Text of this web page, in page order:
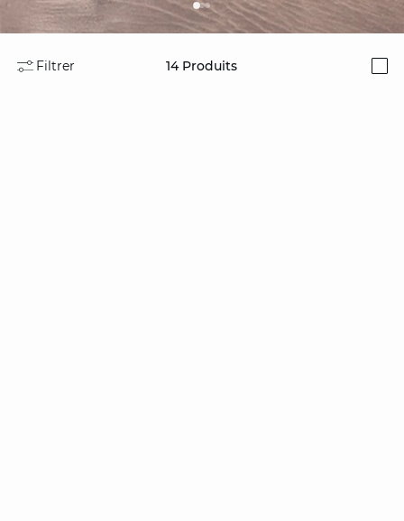
Filtrer 14 Produits